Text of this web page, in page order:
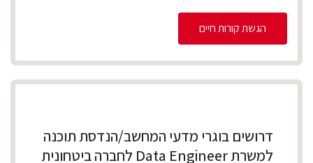
הגשת קורות חיים
דרושים בוגרי מדעי המחשב/הנדסת תוכנה
למשרת Data Engineer לחברה ביטחונית